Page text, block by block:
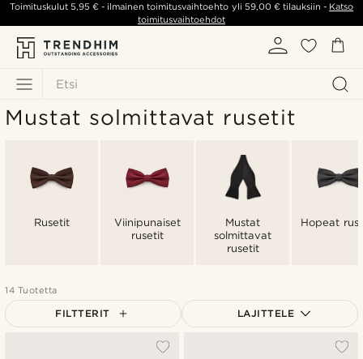
Etsi
Toimituskulut5,95 € - ilmainen toimitusvaihtoehto yli 59,00 €tilauksiin - Katso
toimitusvaihtoehdot
Mustat solmittavat rusetit
Rusetit
Viinipunaiset
rusetit
Mustat
solmittavat
rusetit
Hopeat
14 Tuotetta
FILTTERIT LAJITTELE